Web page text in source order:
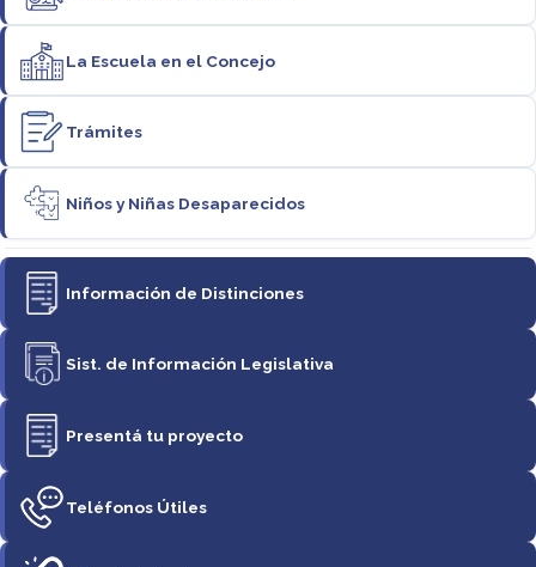
La Escuela en el Concejo
Trámites
Niños y Niñas Desaparecidos
Información de Distinciones
Sist. de Información Legislativa
Presentá tu proyecto
Teléfonos Útiles